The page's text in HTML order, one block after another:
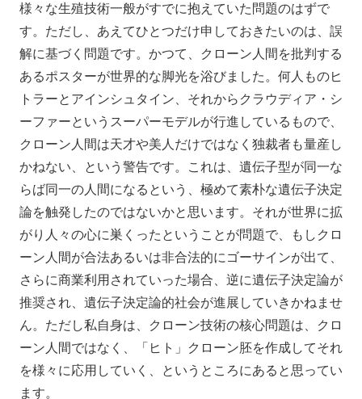
様々な生殖技術一般がすでに抱えていた問題のはずで
す。ただし、あえてひとつだけ申しておきたいのは、誤
解に基づく問題です。かつて、クローン人間を批判する
あるポスターが世界的な脚光を浴びました。何人ものヒ
トラーとアインシュタイン、それからクラウディア・シ
ーファーというスーパーモデルが行進しているもので、
クローン人間は天才や美人だけではなく独裁者も量産し
かねない、という警告です。これは、遺伝子型が同一な
らば同一の人間になるという、極めて素朴な遺伝子決定
論を触発したのではないかと思います。それが世界に拡
がり人々の心に巣くったということが問題で、もしクロ
ーン人間が合法あるいは非合法的にゴーサインが出て、
さらに商業利用されていった場合、逆に遺伝子決定論が
推奨され、遺伝子決定論的社会が進展していきかねませ
ん。ただし私自身は、クローン技術の核心問題は、クロ
ーン人間ではなく、「ヒト」クローン胚を作成してそれ
を様々に応用していく、というところにあると思ってい
ます。